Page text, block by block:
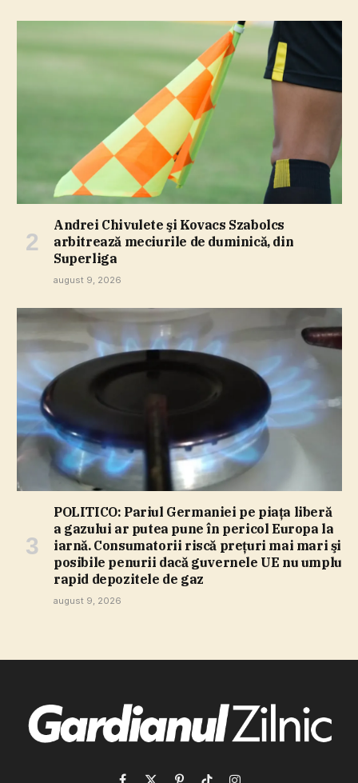
Andrei Chivulete şi Kovacs Szabolcs
arbitrează meciurile de duminică, din
Superliga
august 9, 2026
POLITICO: Pariul Germaniei pe piaţa liberă
a gazului ar putea pune în pericol Europa la
iarnă. Consumatorii riscă preţuri mai mari şi
posibile penurii dacă guvernele UE nu umplu
rapid depozitele de gaz
august 9, 2026